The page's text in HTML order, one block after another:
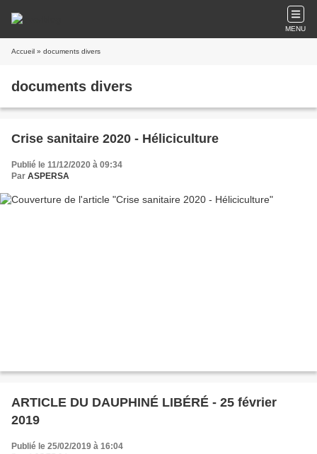
MENU
Accueil » documents divers
documents divers
Crise sanitaire 2020 - Héliciculture
Publié le 11/12/2020 à 09:34
Par ASPERSA
ARTICLE DU DAUPHINÉ LIBÉRÉ - 25 février
2019
Publié le 25/02/2019 à 16:04